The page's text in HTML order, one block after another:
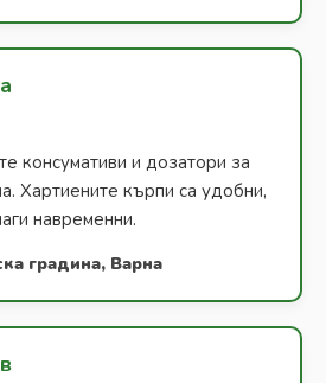
консумативи и дозатори за
Хартиените кърпи са удобни,
навременни.
градина, Варна